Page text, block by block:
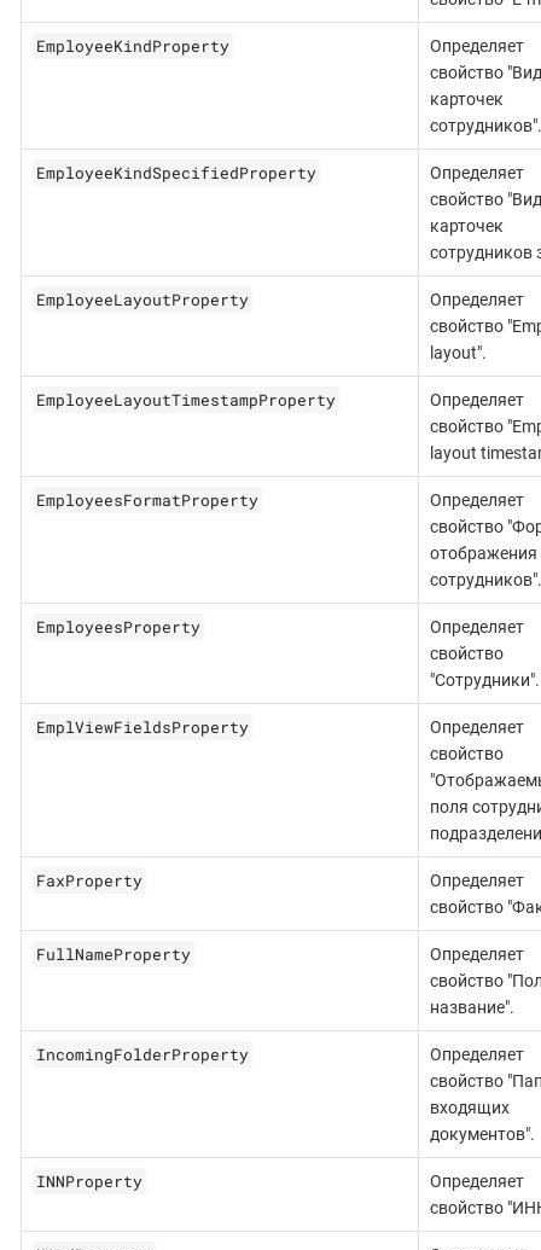
EmployeeKindProperty
Определяет
свойство "Вид
карточек
сотрудников".
EmployeeKindSpecifiedProperty
Определяет
свойство "Вид
карточек
сотрудников
EmployeeLayoutProperty
Определяет
свойство
layout".
EmployeeLayoutTimestampProperty
Определяет
свойство
layout
EmployeesFormatProperty
Определяет
свойство
отображения
сотрудников".
EmployeesProperty
Определяет
свойство
"Сотрудники".
EmplViewFieldsProperty
Определяет
свойство
поля
FaxProperty
Определяет
свойство
FullNameProperty
Определяет
свойство
название".
IncomingFolderProperty
Определяет
свойство
входящих
документов".
INNProperty
Определяет
свойство